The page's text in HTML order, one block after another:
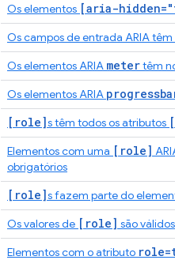
Os elementos [aria-
Os campos de entrada ARIA têm
Os elementos ARIA metertêm
Os elementos ARIA
[role]s têm todos os atributos
Elementos com uma [role]
obrigatórios
[role]s fazem parte do
Os valores de [role] são válidos
Elementos com o atributo